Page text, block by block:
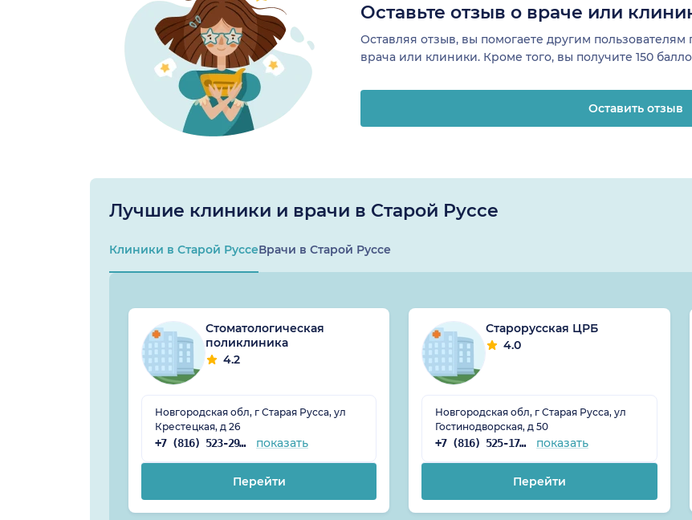
Оставьте отзыв о враче или
Оставляя отзыв, вы помогаете другим
врача или клиники. Кроме того, вы получите 150
Оставить отзыв
Лучшие клиники и врачи в Старой Руссе
Клиники в Старой РуссеВрачи в Старой Руссе
Стоматологическая
поликлиника
4.2
Новгородская обл, г Старая Русса, ул
Крестецкая, д 26
+7 (816) 523-29-44 показать
Перейти
Старорусская ЦРБ
4.0
Новгородская обл, г Старая Русса, ул
Гостинодворская, д 50
+7 (816) 525-17-03 показать
Перейти